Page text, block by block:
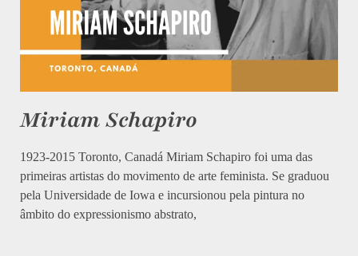
Miriam Schapiro
1923-2015 Toronto, Canadá Miriam Schapiro foi uma das
primeiras artistas do movimento de arte feminista. Se graduou
pela Universidade de Iowa e incursionou pela pintura no
âmbito do expressionismo abstrato,